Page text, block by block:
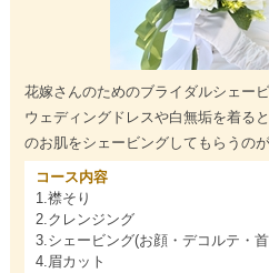
花嫁さんのためのブライダルシェー
ウェディングドレスや白無垢を着る
のお肌をシェービングしてもらうのが
コース内容
1.襟そり
2.クレンジング
3.シェービング(お顔・デコルテ・
4.眉カット